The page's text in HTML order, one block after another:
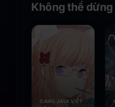
Không thể
GAME JAVA VIỆT